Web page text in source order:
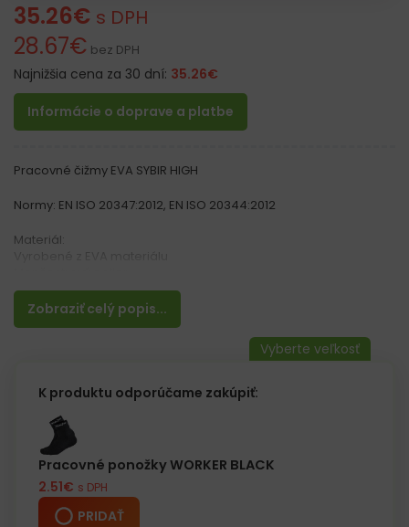
35.26€ s DPH
28.67€ bez DPH
Najnižšia cena za 30 dní: 35.26€
Informácie o doprave a platbe
Zobraziť celý popis...
Pracovné čižmy EVA SYBIR HIGH
Normy: EN ISO 20347:2012, EN ISO 20344:2012
Materiál:
Vlastnosti:
– EXTRA ľahké
izoláciu
– Určené pre použitie pri teplotách do -30 ° C
K produktu odporúčame zakúpiť:
Pracovné ponožky WORKER BLACK
2.51€ s DPH
PRIDAŤ